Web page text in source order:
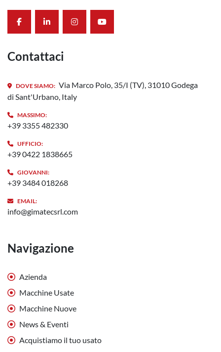
facebooklinkedininstagramyoutube
Contattaci
DOVE SIAMO: Via Marco Polo, 35/I (TV), 31010 Godega
di Sant'Urbano, Italy
MASSIMO:
+39 3355 482330
UFFICIO:
+39 0422 1838665
GIOVANNI:
+39 3484 018268
EMAIL:
info@gimatecsrl.com
Navigazione
Azienda
Macchine Usate
Macchine Nuove
News & Eventi
Acquistiamo il tuo usato